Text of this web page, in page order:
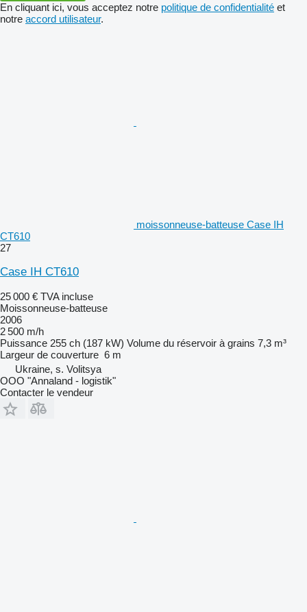
En cliquant ici, vous acceptez notre politique de confidentialité et
notre accord utilisateur.
moissonneuse-batteuse Case IH
CT610
27
Case IH CT610
25 000 € TVA incluse
Moissonneuse-batteuse
2006
2 500 m/h
Puissance 255 ch (187 kW) Volume du réservoir à grains 7,3 m³
Largeur de couverture 6 m
Ukraine, s. Volitsya
OOO "Annaland - logistik"
Contacter le vendeur